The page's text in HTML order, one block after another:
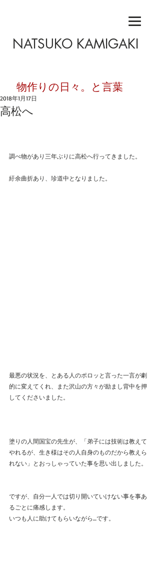
NATSUKO KAMIGAKI
​物作りの日々。と言葉
高松へ
2018年1月17日
調べ物があり三年ぶりに高松へ行ってきました。
紆余曲折あり、珍道中となりました。
最悪の状況を、とある人のポロッと言った一言が劇
的に変えてくれ、また沢山の方々が励まし背中を押
してくださいました。
塗りの人間国宝の先生が、「弟子には技術は教えて
やれるが、生き様はその人自身のものだから教えら
れない」とおっしゃっていた事を思い出しました。
ですが、自分一人では切り開いていけない事を事あ
るごとに痛感します。
いつも人に助けてもらいながら…です。